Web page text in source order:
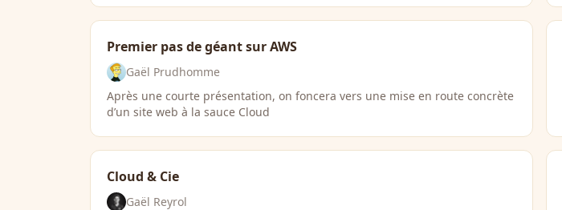
Premier pas de géant sur AWS
Gaël Prudhomme
Après une courte présentation, on foncera vers une mise en route concrète
d’un site web à la sauce Cloud
Cloud & Cie
Gaël Reyrol